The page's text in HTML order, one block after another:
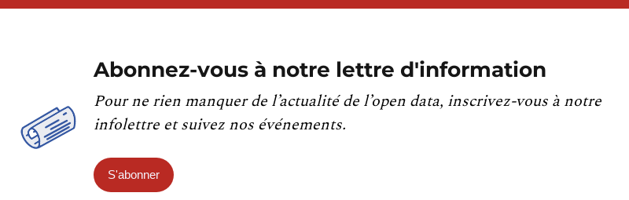
Abonnez-vous à notre lettre d'information
Pour ne rien manquer de l’actualité de l’open data, inscrivez-vous à notre
infolettre et suivez nos événements.
S'abonner